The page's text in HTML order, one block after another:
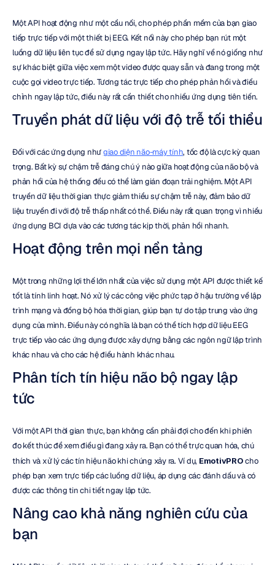
Một API hoạt động như một cầu nối, cho phép phần mềm của bạn giao
tiếp trực tiếp với một thiết bị EEG. Kết nối này cho phép bạn rút một
luồng dữ liệu liên tục để sử dụng ngay lập tức. Hãy nghĩ về nó giống như
sự khác biệt giữa việc xem một video được quay sẵn và đang trong một
cuộc gọi video trực tiếp. Tương tác trực tiếp cho phép phản hồi và điều
chỉnh ngay lập tức, điều này rất cần thiết cho nhiều ứng dụng tiên tiến.
Truyền phát dữ liệu với độ trễ tối thiểu
Đối với các ứng dụng như giao diện não-máy tính, tốc độ là cực kỳ quan
trọng. Bất kỳ sự chậm trễ đáng chú ý nào giữa hoạt động của não bộ và
phản hồi của hệ thống đều có thể làm gián đoạn trải nghiệm. Một API
truyền dữ liệu thời gian thực giảm thiểu sự chậm trễ này, đảm bảo dữ
liệu truyền đi với độ trễ thấp nhất có thể. Điều này rất quan trọng vì nhiều
ứng dụng BCI dựa vào các tương tác kịp thời, phản hồi nhanh.
Hoạt động trên mọi nền tảng
Một trong những lợi thế lớn nhất của việc sử dụng một API được thiết kế
tốt là tính linh hoạt. Nó xử lý các công việc phức tạp ở hậu trường về lập
trình mạng và đồng bộ hóa thời gian, giúp bạn tự do tập trung vào ứng
dụng của mình. Điều này có nghĩa là bạn có thể tích hợp dữ liệu EEG
trực tiếp vào các ứng dụng được xây dựng bằng các ngôn ngữ lập trình
khác nhau và cho các hệ điều hành khác nhau.
Phân tích tín hiệu não bộ ngay lập
tức
Với một API thời gian thực, bạn không cần phải đợi cho đến khi phiên
đo kết thúc để xem điều gì đang xảy ra. Bạn có thể trực quan hóa, chú
thích và xử lý các tín hiệu não khi chúng xảy ra. Ví dụ, EmotivPRO cho
phép bạn xem trực tiếp các luồng dữ liệu, áp dụng các đánh dấu và có
được các thông tin chi tiết ngay lập tức.
Nâng cao khả năng nghiên cứu của
bạn